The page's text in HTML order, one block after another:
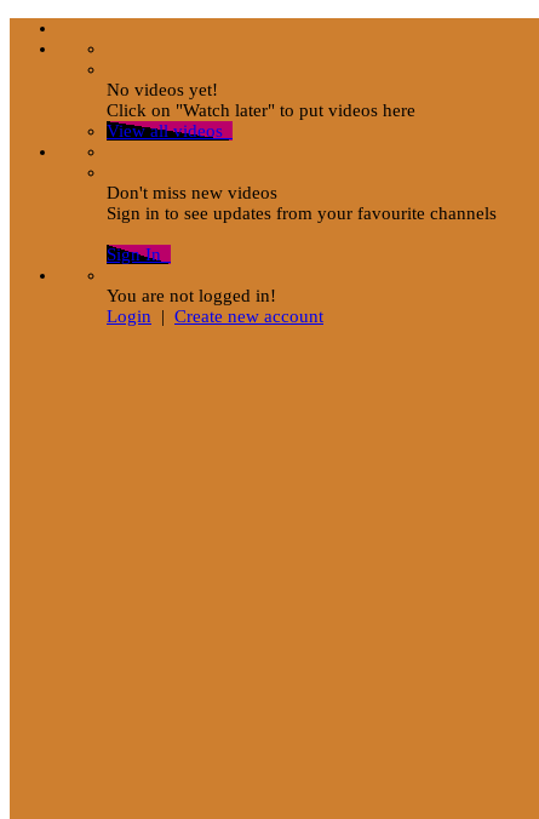
No videos yet!
Click on "Watch later" to put videos here
View all videos
Don't miss new videos
Sign in to see updates from your favourite channels
Sign In
You are not logged in!
Login | Create new account